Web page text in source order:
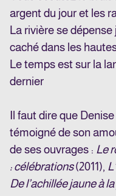
argent du jour et les
La rivière se dépense
caché dans les
Le temps est sur la
dernier
des
Il faut dire que
témoigné de son
de ses ouvrages : Le
: célébrations(2011),
De l’achillée jaune à